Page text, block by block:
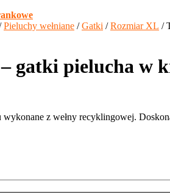
Pieluchy wełniane /Gatki /Rozmiar XL /
gatki pielucha w
z wełny recyklingowej.